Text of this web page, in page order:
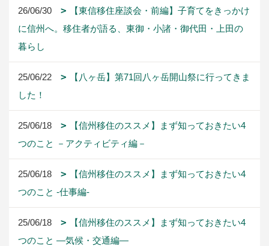
26/06/30
【東信移住座談会・前編】子育てをきっかけ
に信州へ。移住者が語る、東御・小諸・御代田・上田の
暮らし
25/06/22
【八ヶ岳】第71回八ヶ岳開山祭に行ってきま
した！
25/06/18
【信州移住のススメ】まず知っておきたい4
つのこと －アクティビティ編－
25/06/18
【信州移住のススメ】まず知っておきたい4
つのこと -仕事編-
25/06/18
【信州移住のススメ】まず知っておきたい4
つのこと ―気候・交通編―